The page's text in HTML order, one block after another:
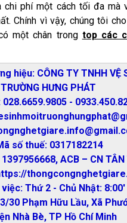
chi phí một cách tối đa mà
Chính vì vậy, chúng tôi
một chân trong top các
hiệu: CÔNG TY TNHH VỆ
TRƯỜNG HƯNG PHÁT
-
số thuế: 0317182214
ACB – CN
Thứ 2 - Chủ Nhật:
30 Phạm Hữu Lầu, Xã
Nhà Bè, TP Hồ Chí Minh